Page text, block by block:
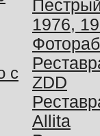
с
1976,
ZDD
Allita